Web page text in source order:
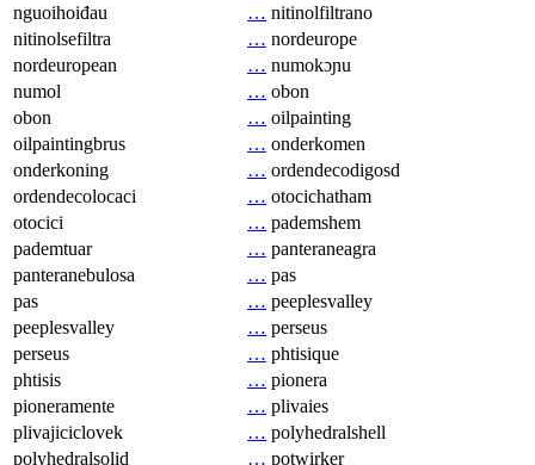
nguoihoiđau
… nitinolfiltrano
nitinolsefiltra
… nordeurope
nordeuropean
… numokɔɲu
numol
… obon
obon
… oilpainting
oilpaintingbrus
… onderkomen
onderkoning
… ordendecodigosd
ordendecolocaci
… otocichatham
otocici
… pademshem
pademtuar
… panteraneagra
panteranebulosa
… pas
pas
… peeplesvalley
peeplesvalley
… perseus
perseus
… phtisique
phtisis
… pionera
pioneramente
… plivaies
plivajiciclovek
… polyhedralshell
polyhedralsolid
… potwirker